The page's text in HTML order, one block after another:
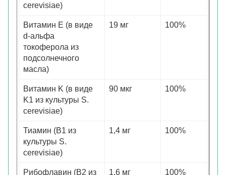
cerevisiae)
Витамин E (в виде
d-альфа
токоферола из
подсолнечного
масла)
19 мг 100%
Витамин K (в виде
K1 из культуры S.
cerevisiae)
90 мкг 100%
Тиамин (B1 из
культуры S.
cerevisiae)
1,4 мг 100%
Рибофлавин (B2 из 1,6 мг 100%